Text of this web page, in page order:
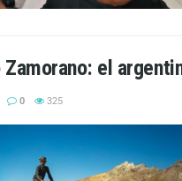
Zamorano: el
0 325